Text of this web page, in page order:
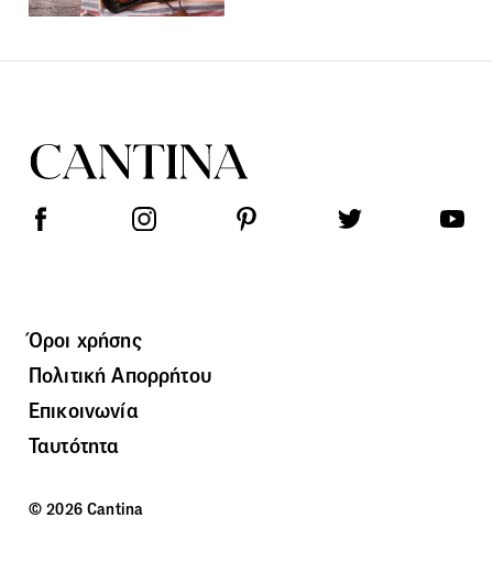
Όροι χρήσης
Πολιτική Απορρήτου
Επικοινωνία
Ταυτότητα
© 2026 Cantina